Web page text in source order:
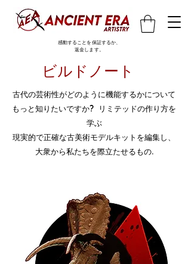
感動することを保証するか、
返金します。
ビルドノート
古代の芸術性がどのように機能するかについて
もっと知りたいですか? リミテッドの作り方を
学ぶ
現実的で正確な古美術モデルキットを編集し、
大衆から私たちを際立たせるもの.